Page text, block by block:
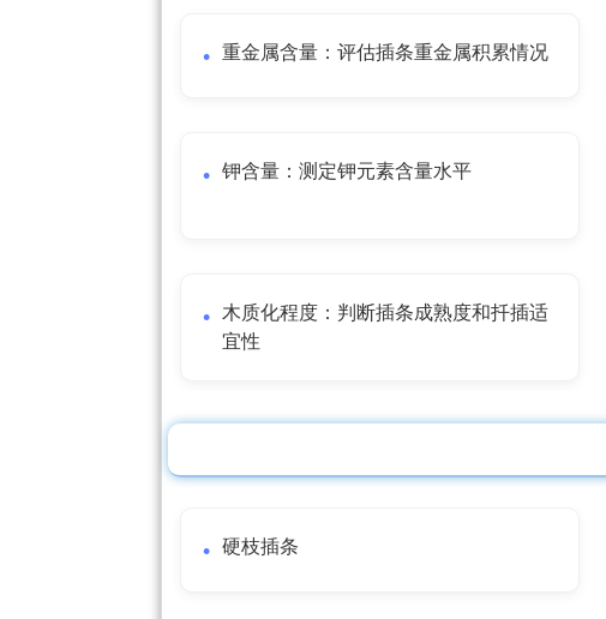
重金属含量：评估插条重金属积累情况
钾含量：测定钾元素含量水平
木质化程度：判断插条成熟度和扦插适
宜性
硬枝插条